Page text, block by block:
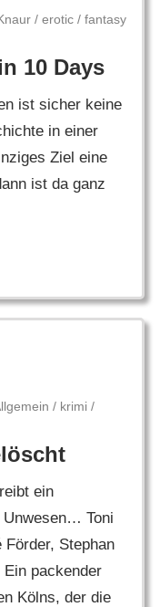
/ erotic / fantasy
10 Days
ist sicher keine
in einer
Ziel eine
ist da ganz
/ krimi /
ein
Unwesen… Toni
Stephan
packender
Kölns, der die